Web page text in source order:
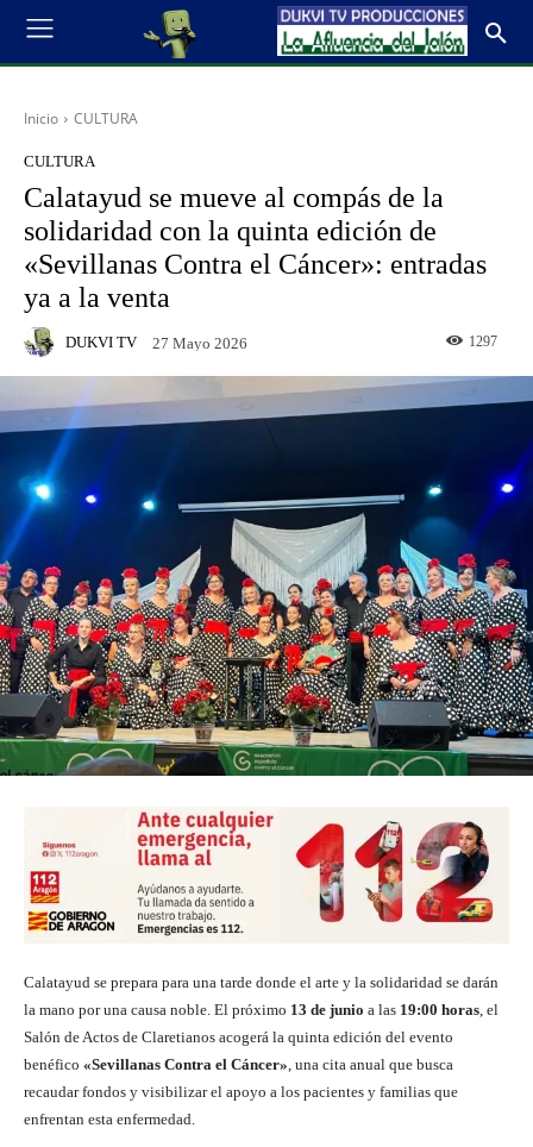
Inicio CULTURA
CULTURA
Calatayud se mueve al compás de la
solidaridad con la quinta edición de
«Sevillanas Contra el Cáncer»: entradas
ya a la venta
DUKVI TV 27 Mayo 2026 1297
Calatayud se prepara para una tarde donde el arte y la solidaridad se darán
la mano por una causa noble. El próximo 13 de junio a las 19:00 horas, el
Salón de Actos de Claretianos acogerá la quinta edición del evento
benéfico «Sevillanas Contra el Cáncer», una cita anual que busca
recaudar fondos y visibilizar el apoyo a los pacientes y familias que
enfrentan esta enfermedad.